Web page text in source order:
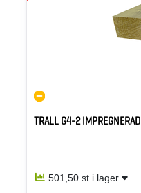
TRALL G4-2
501,50 st i lager